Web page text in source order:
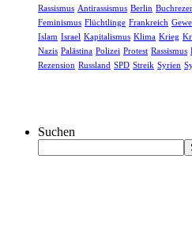
Rassismus Antirassismus Berlin
Feminismus Flüchtlinge Frankreich
Islam Israel Kapitalismus Klima Krieg
Nazis Palästina Polizei Protest Rassismus
Rezension Russland SPD Streik Syrien
Suchen